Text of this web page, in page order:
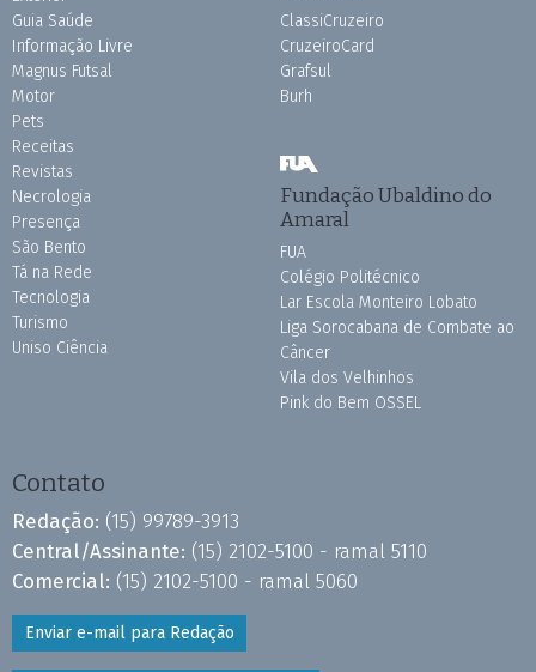
Guia Saúde
Informação Livre
Magnus Futsal
Motor
Pets
Receitas
Revistas
Necrologia
Presença
São Bento
Tá na Rede
Tecnologia
Turismo
Uniso Ciência
ClassiCruzeiro
CruzeiroCard
Grafsul
Burh
Fundação Ubaldino do
Amaral
FUA
Colégio Politécnico
Lar Escola Monteiro Lobato
Liga Sorocabana de Combate ao
Câncer
Vila dos Velhinhos
Pink do Bem OSSEL
Contato
Redação: (15) 99789-3913
Central/Assinante: (15) 2102-5100 - ramal 5110
Comercial: (15) 2102-5100 - ramal 5060
Enviar e-mail para Redação